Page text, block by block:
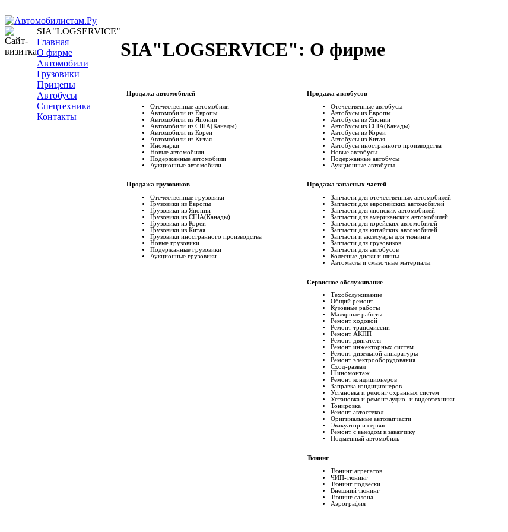
SIA"LOGSERVICE"
Главная
О фирме
Автомобили
Грузовики
Прицепы
Автобусы
Спецтехника
Контакты
SIA"LOGSERVICE": О фирме
Продажа автомобилей
Отечественные автомобили
Автомобили из Европы
Автомобили из Японии
Автомобили из США(Канады)
Автомобили из Кореи
Автомобили из Китая
Иномарки
Новые автомобили
Подержанные автомобили
Аукционные автомобили
Продажа грузовиков
Отечественные грузовики
Грузовики из Европы
Грузовики из Японии
Грузовики из США(Канады)
Грузовики из Кореи
Грузовики из Китая
Грузовики иностранного производства
Новые грузовики
Подержанные грузовики
Аукционные грузовики
Продажа автобусов
Отечественные автобусы
Автобусы из Европы
Автобусы из Японии
Автобусы из США(Канады)
Автобусы из Кореи
Автобусы из Китая
Автобусы иностранного производства
Новые автобусы
Подержанные aвтобусы
Аукционные aвтобусы
Продажа запасных частей
Запчасти для отечественных автомобилей
Запчасти для европейских автомобилей
Запчасти для японских автомобилей
Запчасти для американских автомобилей
Запчасти для корейских автомобилей
Запчасти для китайских автомобилей
Запчасти и аксесуары для тюнинга
Запчасти для грузовиков
Запчасти для автобусов
Колесные диски и шины
Автомасла и смазочные материалы
Сервисное обслуживание
Техобслуживание
Общий ремонт
Кузовные работы
Малярные работы
Ремонт ходовой
Ремонт трансмиссии
Ремонт АКПП
Ремонт двигателя
Ремонт инжекторных систем
Ремонт дизельной аппаратуры
Ремонт электрооборудования
Сход-развал
Шиномонтаж
Ремонт кондиционеров
Заправка кондиционеров
Установка и ремонт охранных систем
Установка и ремонт аудио- и видеотехники
Тонировка
Ремонт автостекол
Оригинальные автозапчасти
Эвакуатор и сервис
Ремонт с выездом к заказчику
Подменный автомобиль
Тюнинг
Тюнинг агрегатов
ЧИП-тюнинг
Тюнинг подвески
Внешний тюнинг
Тюнинг салона
Аэрография